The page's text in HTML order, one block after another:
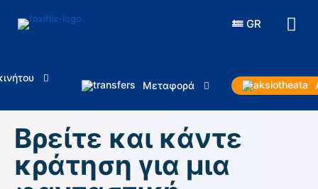
GR
Μεταφορά
Βρείτε και κάντε
κράτηση για μια